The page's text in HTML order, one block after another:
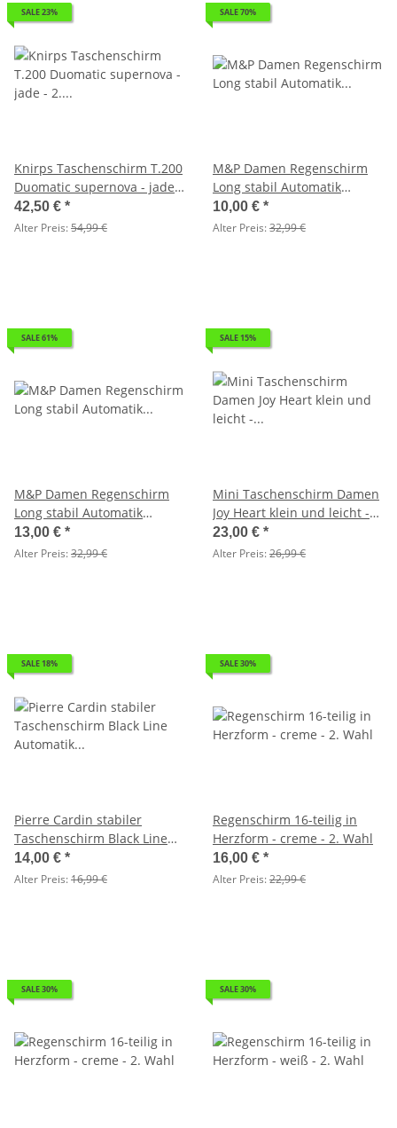
SALE 23%
Knirps Taschenschirm T.200
Duomatic supernova - jade -
2. Wahl
42,50 € *
Alter Preis:54,99 €
SALE 70%
M&P Damen Regenschirm
Long stabil Automatik
Fotografico - Farn - 2.Wahl
10,00 € *
Alter Preis:32,99 €
SALE 61%
M&P Damen Regenschirm
Long stabil Automatik
Fotografico - Palme - 2. Wahl
13,00 € *
Alter Preis:32,99 €
SALE 15%
Mini Taschenschirm Damen
Joy Heart klein und leicht -
Cats and Dots rose - 2. Wahl
23,00 € *
Alter Preis:26,99 €
SALE 18%
Pierre Cardin stabiler
Taschenschirm Black Line
Automatik - 2. Wahl
14,00 € *
Alter Preis:16,99 €
SALE 30%
Regenschirm 16-teilig in
Herzform - creme - 2. Wahl
16,00 € *
Alter Preis:22,99 €
SALE 30% SALE 30%